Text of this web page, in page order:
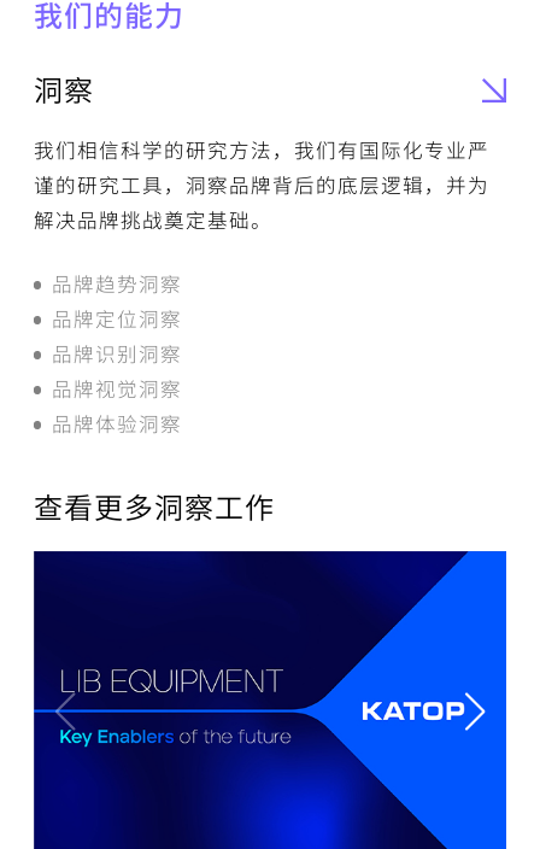
我们的能力
洞察
我们相信科学的研究方法，我们有国际化专业严
谨的研究工具，洞察品牌背后的底层逻辑，并为
解决品牌挑战奠定基础。
品牌趋势洞察
品牌定位洞察
品牌识别洞察
品牌视觉洞察
品牌体验洞察
查看更多洞察工作